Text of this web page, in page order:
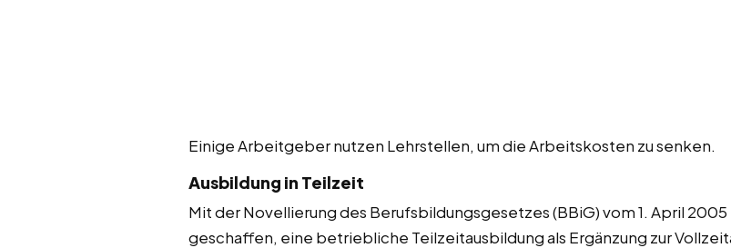
Einige Arbeitgeber nutzen Lehrstellen, um die Arbeitskosten zu senken.
Ausbildung in Teilzeit
Mit der Novellierung des Berufsbildungsgesetzes (BBiG) vom 1. April
geschaffen, eine betriebliche Teilzeitausbildung als Ergänzung zur